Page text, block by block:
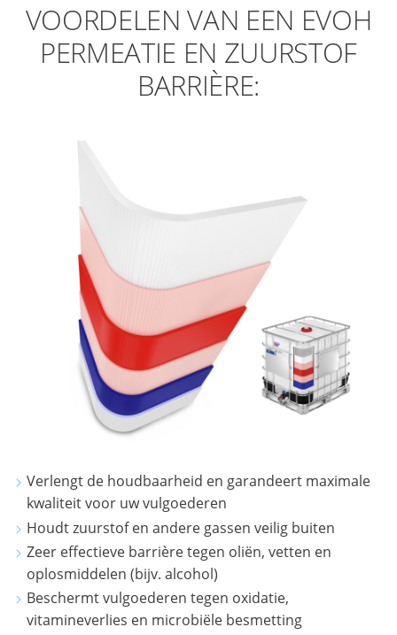
VOORDELEN VAN EEN EVOH
PERMEATIE EN ZUURSTOF
BARRIÈRE:
Verlengt de houdbaarheid en garandeert maximale
kwaliteit voor uw vulgoederen
Houdt zuurstof en andere gassen veilig buiten
Zeer effectieve barrière tegen oliën, vetten en
oplosmiddelen (bijv. alcohol)
Beschermt vulgoederen tegen oxidatie,
vitamineverlies en microbiële besmetting